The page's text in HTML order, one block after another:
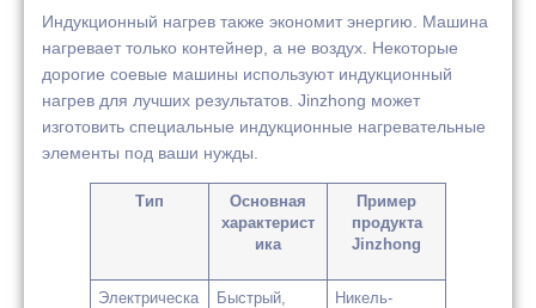
Индукционный нагрев также экономит энергию. Машина
нагревает только контейнер, а не воздух. Некоторые
дорогие соевые машины используют индукционный
нагрев для лучших результатов. Jinzhong может
изготовить специальные индукционные нагревательные
элементы под ваши нужды.
Тип
Основная
характерист
ика
Пример
продукта
Jinzhong
Электрическа
Быстрый,
Никель-